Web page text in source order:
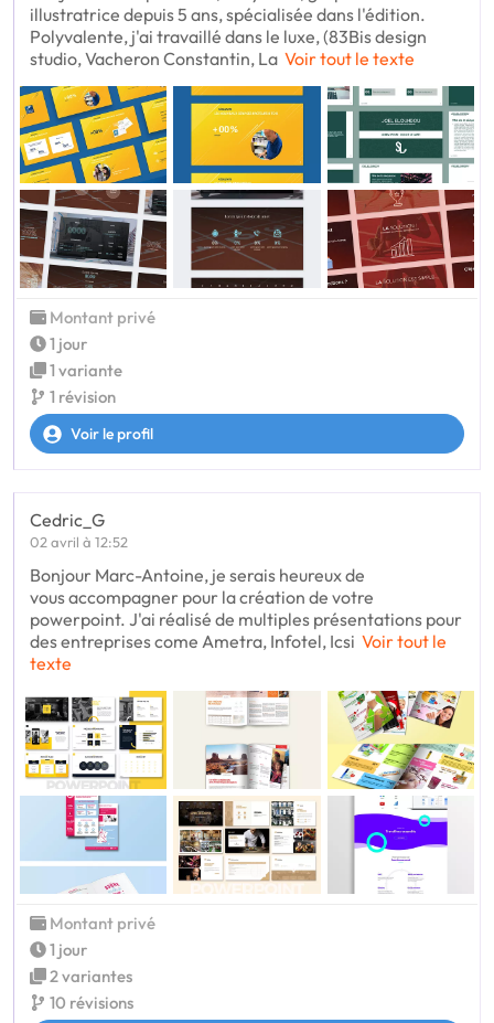
illustratrice depuis 5 ans, spécialisée dans l'édition.
Polyvalente, j'ai travaillé dans le luxe, (83Bis design
studio, Vacheron Constantin, La Voir tout le texte
Montant privé
1 jour
1 variante
1 révision
Voir le profil
Cedric_G
02 avril à 12:52
Bonjour Marc-Antoine, je serais heureux de
vous accompagner pour la création de votre
powerpoint. J'ai réalisé de multiples présentations pour
des entreprises come Ametra, Infotel, Icsi Voir tout le
texte
Montant privé
1 jour
2 variantes
10 révisions